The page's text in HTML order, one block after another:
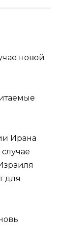
новой
Ирана
для